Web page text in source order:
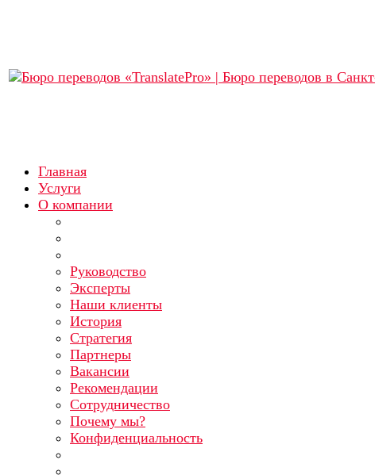
Главная
Услуги
О компании
Руководство
Эксперты
Наши клиенты
История
Стратегия
Партнеры
Вакансии
Рекомендации
Сотрудничество
Почему мы?
Конфиденциальность